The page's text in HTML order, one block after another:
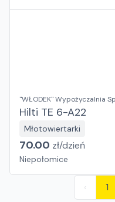
"WŁODEK" Wypożyczalnia
Hilti TE 6-A22
Młotowiertarki
70.00 zł/dzień
Niepołomice
‹ 1